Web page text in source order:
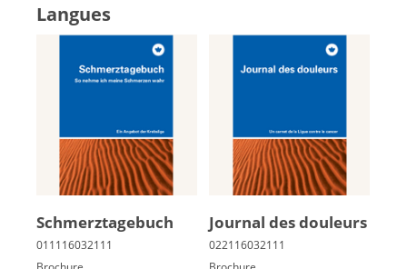
Langues
Schmerz­ta­ge­buch Jour­nal des dou­leurs